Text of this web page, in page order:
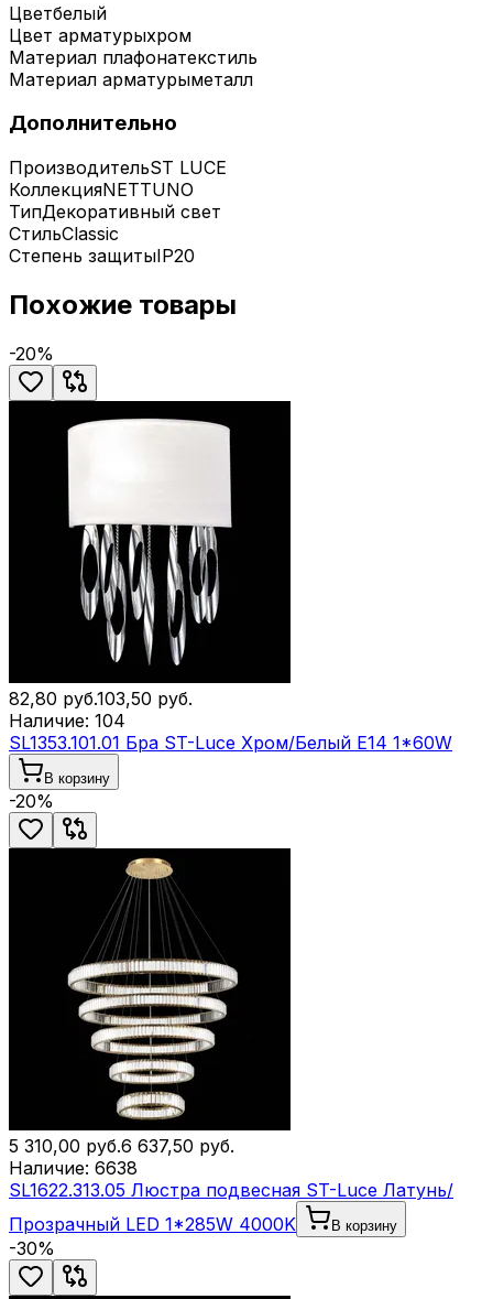
Цветбелый
Цвет арматурыхром
Материал плафонатекстиль
Материал арматурыметалл
Дополнительно
ПроизводительST LUCE
КоллекцияNETTUNO
ТипДекоративный свет
СтильClassic
Степень защитыIP20
Похожие товары
-20%
82,80 руб.103,50 руб.
Наличие: 104
SL1353.101.01 Бра ST-Luce Хром/Белый E14 1*60W
В корзину
-20%
5 310,00 руб.6 637,50 руб.
Наличие: 6638
SL1622.313.05 Люстра подвесная ST-Luce Латунь/
Прозрачный LED 1*285W 4000K
В корзину
-30%